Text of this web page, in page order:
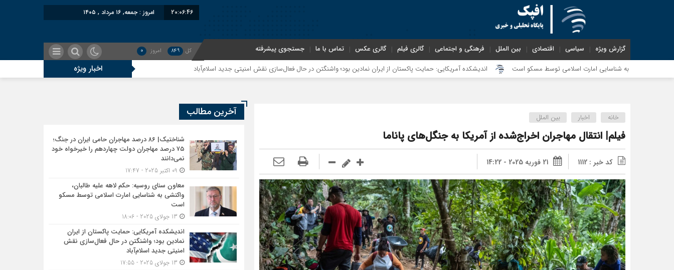
20:06:47 امروز : جمعه, ۱۶ مرداد , ۱۴۰۵
گزارش ویژه سیاسی اقتصادی بین الملل فرهنگی و اجتماعی گالری فیلم گالری عکس تماس با ما جستجوی پیشرفته کل 849 امروز 0
اخبار ویژه به شناسایی امارت اسلامی توسط مسکو است اندیشکده آمریکایی: حمایت پاکستان از ایران نمادین بود؛ واشنگتن در حال فعال‌سازی نقش امنیتی جدید اسلام‌آباد
خانه اخبار بین الملل
فیلم| انتقال مهاجران اخراج‌شده از آمریکا به جنگل‌های پاناما
کد خبر : 1112 21 فوریه 2025 - 14:22
آخرین مطالب
شناختیک| ۸۶ درصد مهاجران حامی ایران در جنگ؛
۷۵ درصد مهاجران دولت چهاردهم را خیرخواه خود
نمی‌دانند
معاون سنای روسیه: حکم لاهه علیه طالبان،
واکنشی به شناسایی امارت اسلامی توسط مسکو
است
اندیشکده آمریکایی: حمایت پاکستان از ایران
نمادین بود؛ واشنگتن در حال فعال‌سازی نقش
امنیتی جدید اسلام‌آباد